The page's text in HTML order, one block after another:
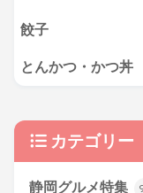
餃子
とんかつ・かつ丼
カテゴリー
静岡グルメ特集